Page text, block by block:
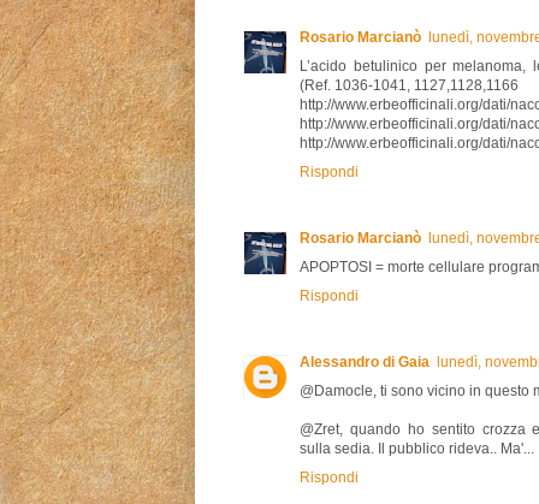
Rosario Marcianò lunedì,
L’acido betulinico per melanoma,
(Ref. 1036-1041, 1127,1128,1166
http://www.erbeofficinali.org/dati/
http://www.erbeofficinali.org/dati/
http://www.erbeofficinali.org/dati/
Rispondi
Rosario Marcianò lunedì,
APOPTOSI = morte cellulare
Rispondi
Alessandro di Gaia lunedì,
@Damocle, ti sono vicino in questo
@Zret, quando ho sentito crozza
sulla sedia. Il pubblico rideva.. Ma'...
Rispondi